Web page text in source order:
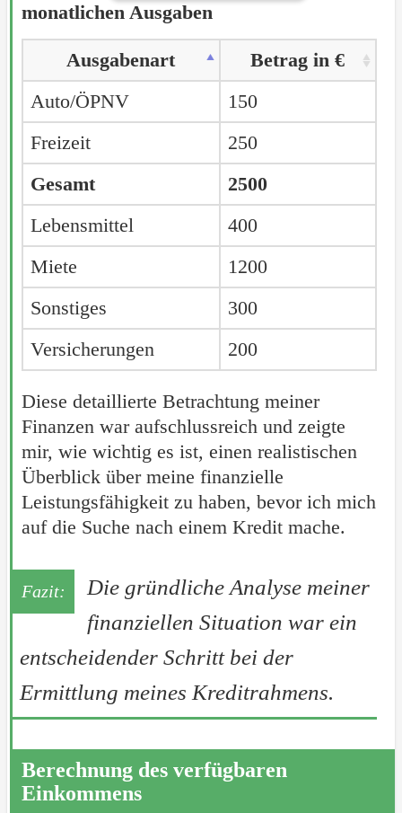
monatlichen Ausgaben
Ausgabenart
Betrag in €
Auto/ÖPNV
150
Freizeit
250
Gesamt
2500
Lebensmittel
400
Miete
1200
Sonstiges
300
Versicherungen
200
Diese detaillierte Betrachtung meiner
Finanzen war aufschlussreich und zeigte
mir, wie wichtig es ist, einen realistischen
Überblick über meine finanzielle
Leistungsfähigkeit zu haben, bevor ich mich
auf die Suche nach einem Kredit mache.
Die gründliche Analyse meiner
finanziellen Situation war ein
entscheidender Schritt bei der
Ermittlung meines Kreditrahmens.
Berechnung des verfügbaren
Einkommens